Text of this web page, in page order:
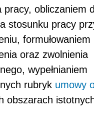
pracy, obliczaniem
stosunku pracy
oraz zwolnienia
wypełnianiem
rubryk umowy
obszarach